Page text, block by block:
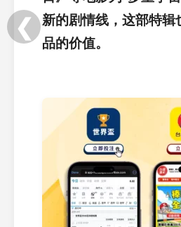
新的剧情线，这部特辑
品的价值。
❮